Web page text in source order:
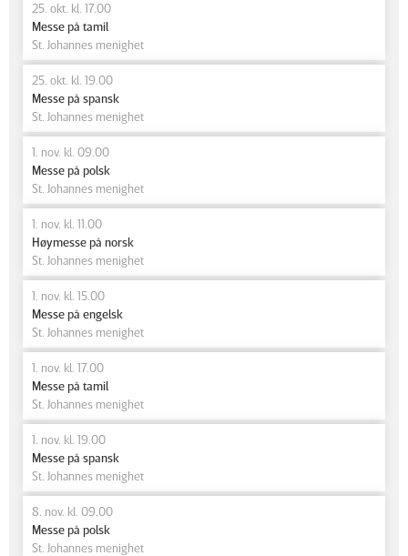
25. okt. kl. 17.00
Messe på tamil
St. Johannes menighet
25. okt. kl. 19.00
Messe på spansk
St. Johannes menighet
1. nov. kl. 09.00
Messe på polsk
St. Johannes menighet
1. nov. kl. 11.00
Høymesse på norsk
St. Johannes menighet
1. nov. kl. 15.00
Messe på engelsk
St. Johannes menighet
1. nov. kl. 17.00
Messe på tamil
St. Johannes menighet
1. nov. kl. 19.00
Messe på spansk
St. Johannes menighet
8. nov. kl. 09.00
Messe på polsk
St. Johannes menighet